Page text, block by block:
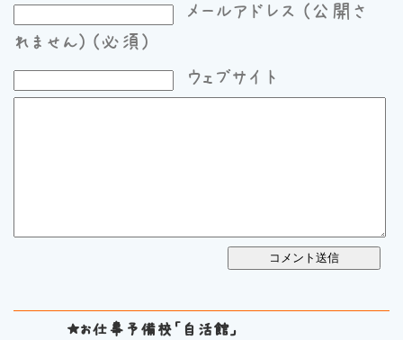
メールアドレス (公開さ
れません) (必須)
ウェブサイト
★お仕事予備校「自活館」